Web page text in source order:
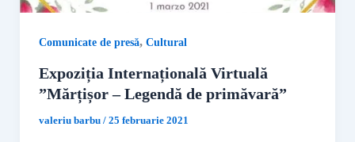
Comunicate de presă, Cultural
Expoziția Internațională Virtuală
”Mărțișor – Legendă de primăvară”
valeriu barbu / 25 februarie 2021